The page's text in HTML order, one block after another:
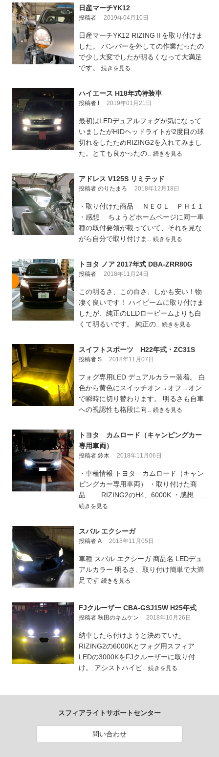
日産マーチYK12
投稿者 2019年04月10日
日産マーチYK12 RIZINGⅡを取り付けま
した。 バンパーを外しての作業だったの
で少し大変でしたが明るくなって大満足
です。 続きを見る
ハイエース H18年式特装車
投稿者 I 2019年01月21日
最初はLEDデュアルフォグが気になって
いましたがHIDヘッドライトが2度目の球
切れをしたためRIZING2を入れてみまし
た。とても良かったの.. 続きを見る
アドレス V125S リミテッド
投稿者 のりたまろ 2018年12月18日
・取り付けた商品 ＮＥＯＬ ＰＨ１１
・感想 ちょうどホームページに同一車
種の取付要領が載っていて、それを見な
がら自分で取り付けま.. 続きを見る
トヨタ ノア 2017年式 DBA-ZRR80G
投稿者 2018年11月24日
この明るさ、この白さ、しかも安い！物
凄く良いです！ ハイビームに取り付けま
したが、純正のLEDロービームよりも白
くて明るいです。 純正の.. 続きを見る
スイフトスポーツ H22年式・ZC31S
投稿者 S 2018年11月07日
フォグ専用LED デュアルカラー装着。 白
色から黄色にスイッチオン→オフ→オン
で瞬時に切り替わります。 明るさも自車
への視認性も格段に向.. 続きを見る
トヨタ カムロード（キャンピングカー
専用車両）
投稿者 鈴木 2018年11月06日
・車種情報 トヨタ カムロード（キャン
ピングカー専用車両） ・取り付けた商
品 RIZING2のH4、6000K ・感想 ..
続きを見る
スバル エクシーガ
投稿者 A 2018年11月05日
車種 スバル エクシーガ 商品名 LEDデュ
アルカラー 明るさ、取り付け簡単で大満
足です 続きを見る
FJクルーザー CBA-GSJ15W H25年式
投稿者 秋田のキムケン 2018年10月26日
納車したら付けようと決めていた
RIZING2の6000Kとフォグ用スフィア
LEDの3000KをFJクルーザーに取り付
け。 アシストハイビ.. 続きを見る
スフィアライトサポートセンター
問い合わせ